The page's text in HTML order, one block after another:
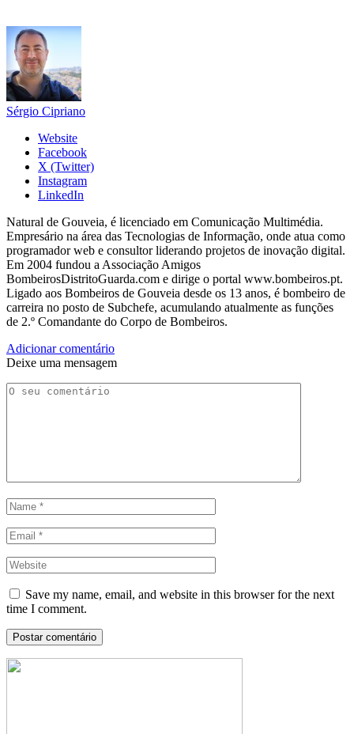
Sérgio Cipriano
Website
Facebook
X (Twitter)
Instagram
LinkedIn
Natural de Gouveia, é licenciado em Comunicação Multimédia.
Empresário na área das Tecnologias de Informação, onde atua como
programador web e consultor liderando projetos de inovação digital.
Em 2004 fundou a Associação Amigos
BombeirosDistritoGuarda.com e dirige o portal www.bombeiros.pt.
Ligado aos Bombeiros de Gouveia desde os 13 anos, é bombeiro de
carreira no posto de Subchefe, acumulando atualmente as funções
de 2.º Comandante do Corpo de Bombeiros.
Adicionar comentário
Deixe uma mensagem
Save my name, email, and website in this browser for the next
time I comment.